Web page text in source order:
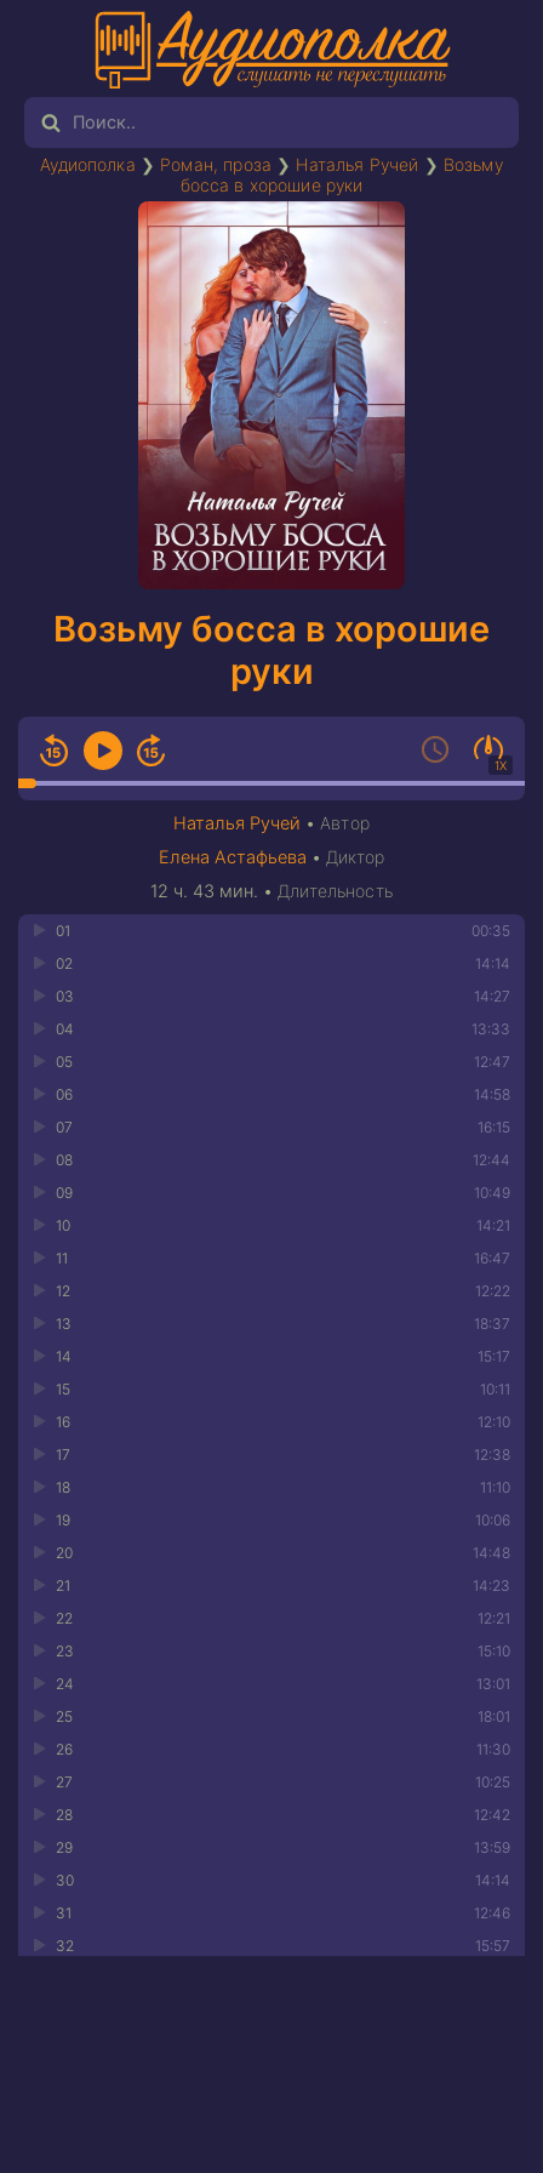
Аудиополка ❯ Роман, проза ❯ Наталья Ручей ❯ Возьму
босса в хорошие руки
Возьму босса в хорошие
руки
1X
Наталья Ручей •Автор
Елена Астафьева • Диктор
12 ч. 43 мин. •Длительность
00:35
01
14:14
02
14:27
03
13:33
04
12:47
05
14:58
06
16:15
07
12:44
08
10:49
09
14:21
10
16:47
11
12:22
12
18:37
13
15:17
14
10:11
15
12:10
16
12:38
17
11:10
18
10:06
19
14:48
20
14:23
21
12:21
22
15:10
23
13:01
24
18:01
25
11:30
26
10:25
27
12:42
28
13:59
29
14:14
30
12:46
31
15:57
32